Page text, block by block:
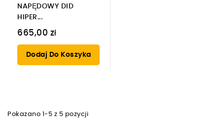
NAPĘDOWY DID
HIPER...
665,00 zł
Dodaj Do Koszyka
Pokazano 1-5 z 5 pozycji